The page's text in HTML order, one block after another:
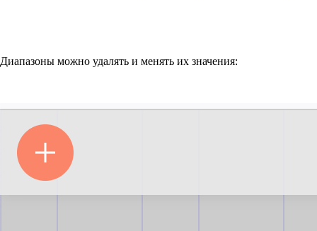
Диапазоны можно удалять и менять их значения: